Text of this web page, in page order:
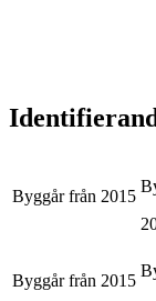
Byggår från 2015
Byggår från 2015